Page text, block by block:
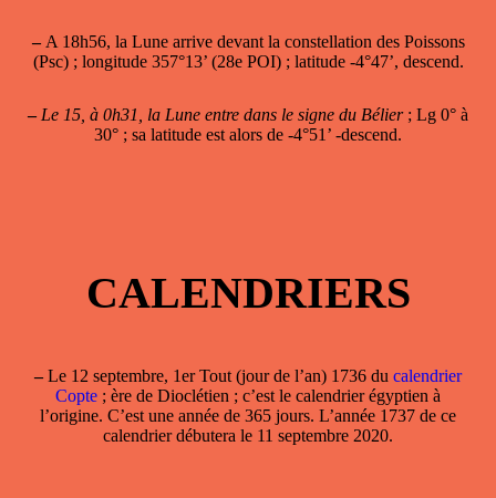
–A 18h56, la Lune arrive devant la constellation des Poissons
(Psc) ; longitude 357°13’ (28e POI) ; latitude -4°47’, descend.
– Le 15, à 0h31, la Lune entre dans le signe du Bélier; Lg 0° à
30° ; sa latitude est alors de -4°51’ -descend.
CALENDRIERS
–Le 12 septembre, 1er Tout (jour de l’an) 1736 du calendrier
Copte ; ère de Dioclétien ; c’est le calendrier égyptien à
l’origine. C’est une année de 365 jours. L’année 1737 de ce
calendrier débutera le 11 septembre 2020.